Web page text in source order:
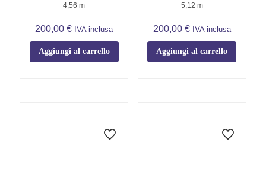
4,56 m
200,00€ IVA inclusa
Aggiungi al carrello
5,12 m
200,00 € IVA inclusa
Aggiungi al carrello